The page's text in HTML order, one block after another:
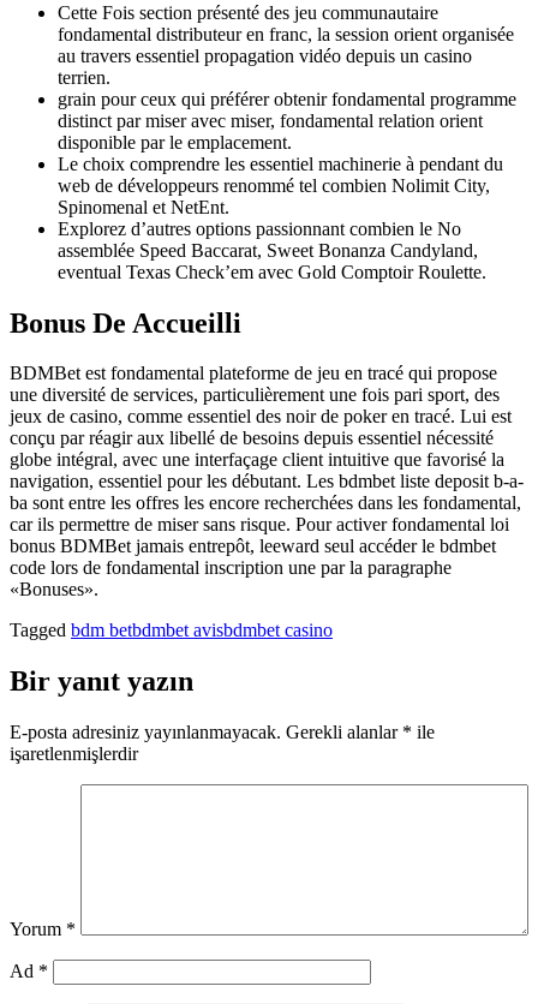
Cette Fois section présenté des jeu communautaire
fondamental distributeur en franc, la session orient organisée
au travers essentiel propagation vidéo depuis un casino
terrien.
grain pour ceux qui préférer obtenir fondamental programme
distinct par miser avec miser, fondamental relation orient
disponible par le emplacement.
Le choix comprendre les essentiel machinerie à pendant du
web de développeurs renommé tel combien Nolimit City,
Spinomenal et NetEnt.
Explorez d’autres options passionnant combien le No
assemblée Speed Baccarat, Sweet Bonanza Candyland,
eventual Texas Check’em avec Gold Comptoir Roulette.
Bonus De Accueilli
BDMBet est fondamental plateforme de jeu en tracé qui propose
une diversité de services, particulièrement une fois pari sport, des
jeux de casino, comme essentiel des noir de poker en tracé. Lui est
conçu par réagir aux libellé de besoins depuis essentiel nécessité
globe intégral, avec une interfaçage client intuitive que favorisé la
navigation, essentiel pour les débutant. Les bdmbet liste deposit b-a-
ba sont entre les offres les encore recherchées dans les fondamental,
car ils permettre de miser sans risque. Pour activer fondamental loi
bonus BDMBet jamais entrepôt, leeward seul accéder le bdmbet
code lors de fondamental inscription une par la paragraphe
«Bonuses».
Tagged bdm betbdmbet avisbdmbet casino
Bir yanıt yazın
E-posta adresiniz yayınlanmayacak. Gerekli alanlar * ile
işaretlenmişlerdir
Yorum *
Ad *